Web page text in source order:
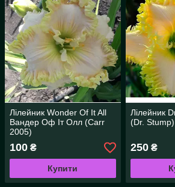
Лілейник Wonder Of It All
Вандер Оф Іт Олл (Carr
2005)
100 ₴
Купити
Лілейник
(Dr.
250₴